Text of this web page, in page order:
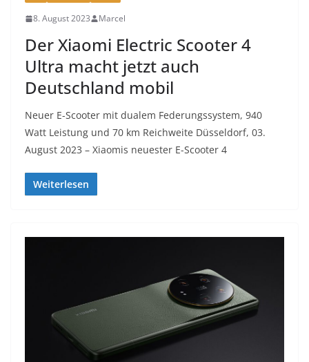
8. August 2023 Marcel
Der Xiaomi Electric Scooter 4
Ultra macht jetzt auch
Deutschland mobil
Neuer E-Scooter mit dualem Federungssystem, 940
Watt Leistung und 70 km Reichweite Düsseldorf, 03.
August 2023 – Xiaomis neuester E-Scooter 4
Weiterlesen